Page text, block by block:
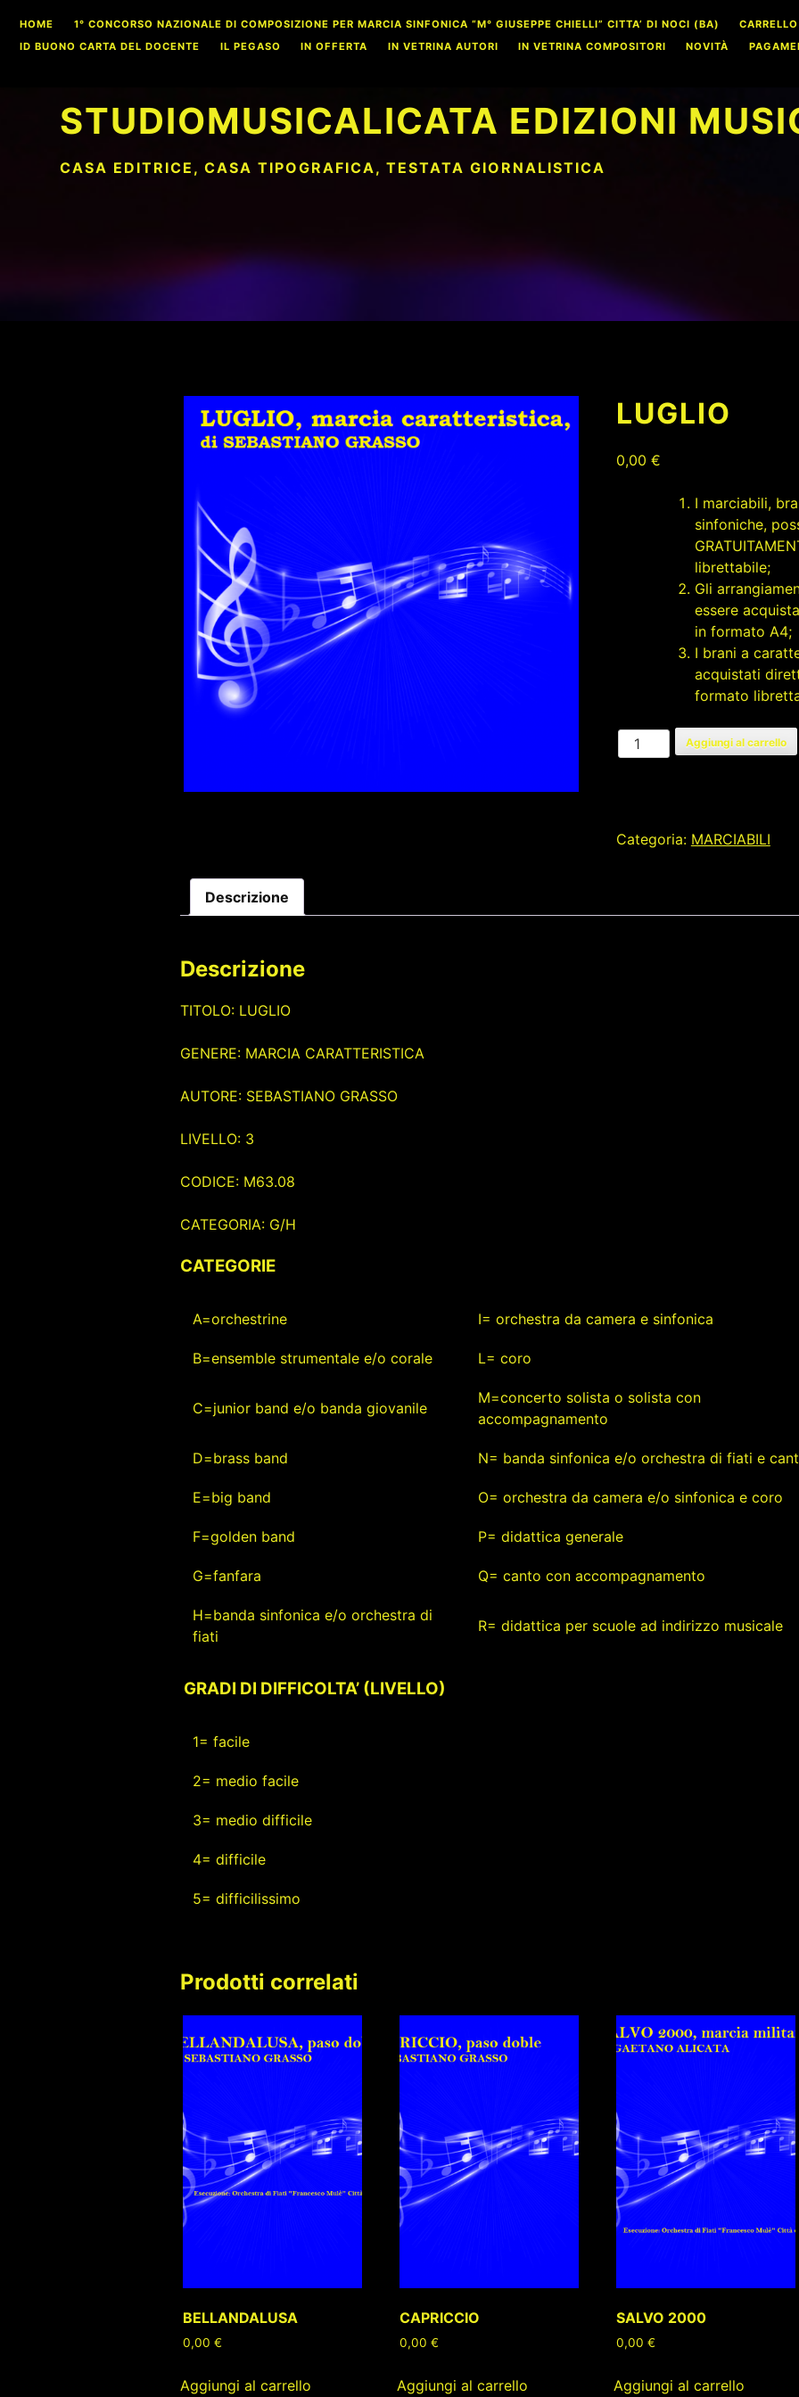
content
HOME 1° CONCORSO NAZIONALE DI COMPOSIZIONE PER MARCIA SINFONICA “M° GIUSEPPE CHIELLI” CITTA’ DI NOCI (BA)
CARRELLO
ID BUONO CARTA DEL DOCENTE
IL PEGASO IN OFFERTA IN VETRINA AUTORI IN VETRINA COMPOSITORI NOVITÀ
STUDIOMUSICALICATA EDIZIONI
CASA EDITRICE, CASA TIPOGRAFICA, TESTATA GIORNALISTICA
LUGLIO
0,00 €
I marciabili,
sinfoniche,
librettabile;
Gli
essere
in formato A4;
I brani a
acquistati
formato
LUGLIO
quantità
Aggiungi al carrello
Categoria: MARCIABILI
Descrizione
Descrizione
TITOLO: LUGLIO
GENERE: MARCIA CARATTERISTICA
AUTORE: SEBASTIANO GRASSO
LIVELLO: 3
CODICE: M63.08
CATEGORIA: G/H
CATEGORIE
A=orchestrine I= orchestra da camera e sinfonica
B=ensemble strumentale e/o corale L= coro
C=junior band e/o banda giovanile
M=concerto solista o solista con
accompagnamento
D=brass band N= banda sinfonica e/o orchestra di fiati e
E=big band O= orchestra da camera e/o sinfonica e coro
F=golden band P= didattica generale
G=fanfara Q= canto con accompagnamento
H=banda sinfonica e/o orchestra di
fiati
R= didattica per scuole ad indirizzo musicale
GRADI DI DIFFICOLTA’ (LIVELLO)
1= facile
2= medio facile
3= medio difficile
4= difficile
5= difficilissimo
Prodotti correlati
BELLANDALUSA
0,00 €
Aggiungi al carrello
CAPRICCIO
0,00 €
Aggiungi al carrello
SALVO 2000
0,00 €
Aggiungi al carrello